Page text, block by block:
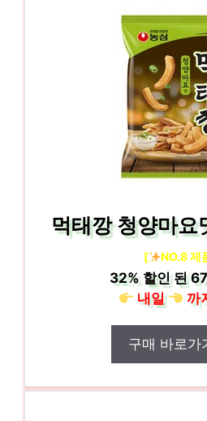
먹태깡 청양마
[ NO.8 제
32%할인 된
내일
까
구매 바로가